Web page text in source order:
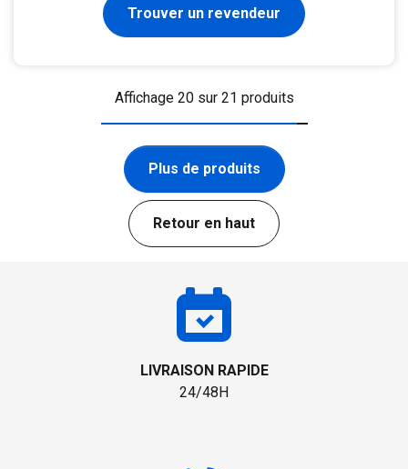
Trouver un revendeur
Affichage 20 sur 21 produits
Plus de produits
Retour en haut
LIVRAISON RAPIDE
24/48H